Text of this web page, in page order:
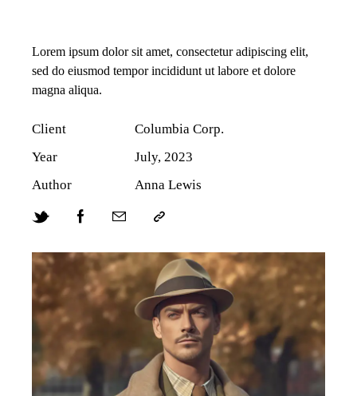
Lorem ipsum dolor sit amet, consectetur adipiscing elit,
sed do eiusmod tempor incididunt ut labore et dolore
magna aliqua.
Client
Columbia Corp.
Year
July, 2023
Author
Anna Lewis